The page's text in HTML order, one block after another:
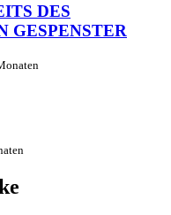
DES
GESPENSTER